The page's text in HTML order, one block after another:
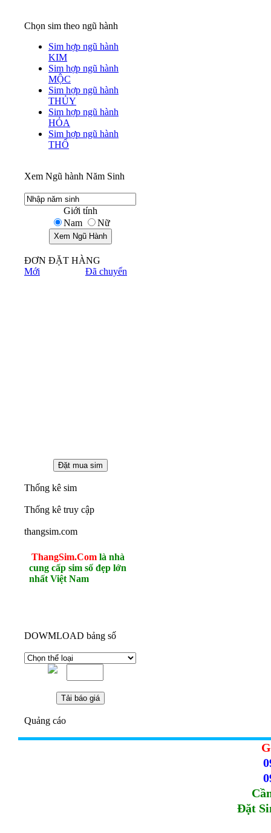
Chọn sim theo ngũ hành
Sim hợp ngũ hành
KIM
Sim hợp ngũ hành
MỘC
Sim hợp ngũ hành
THỦY
Sim hợp ngũ hành
HỎA
Sim hợp ngũ hành
THỔ
Xem Ngũ hành Năm Sinh
Giới tính
Nam
Nữ
ĐƠN ĐẶT HÀNG
Mới
Đã chuyển
Thống kê sim
Thống kê truy cập
thangsim.com
ThangSim.Com là nhà
cung cấp sim số đẹp lớn
nhất Việt Nam
DOWMLOAD bảng số
Quảng cáo
Đặt